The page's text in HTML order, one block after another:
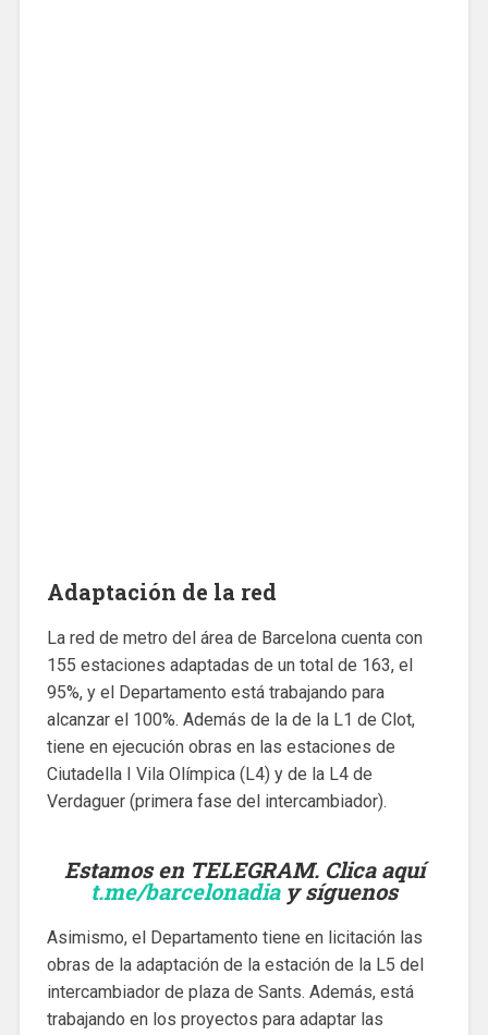
Adaptación de la red
La red de metro del área de Barcelona cuenta con
155 estaciones adaptadas de un total de 163, el
95%, y el Departamento está trabajando para
alcanzar el 100%. Además de la de la L1 de Clot,
tiene en ejecución obras en las estaciones de
Ciutadella I Vila Olímpica (L4) y de la L4 de
Verdaguer (primera fase del intercambiador).
Estamos en TELEGRAM. Clica aquí
t.me/barcelonadia y síguenos
Asimismo, el Departamento tiene en licitación las
obras de la adaptación de la estación de la L5 del
intercambiador de plaza de Sants. Además, está
trabajando en los proyectos para adaptar las